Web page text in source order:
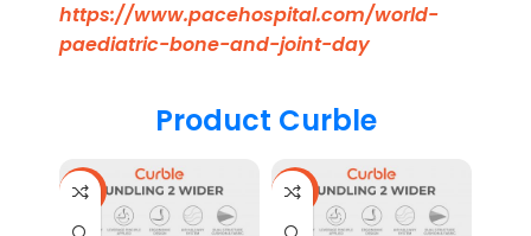
https://www.pacehospital.com/world-
paediatric-bone-and-joint-day
Product Curble
-17% -17%